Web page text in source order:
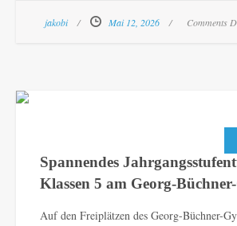
jakobi Mai 12, 2026 Comments
Spannendes
Klassen 5 am Georg-
Auf den Freiplätzen des Georg-Büchner-